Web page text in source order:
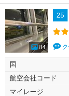
84
25
ク
国
航空会社コード
マイレージ